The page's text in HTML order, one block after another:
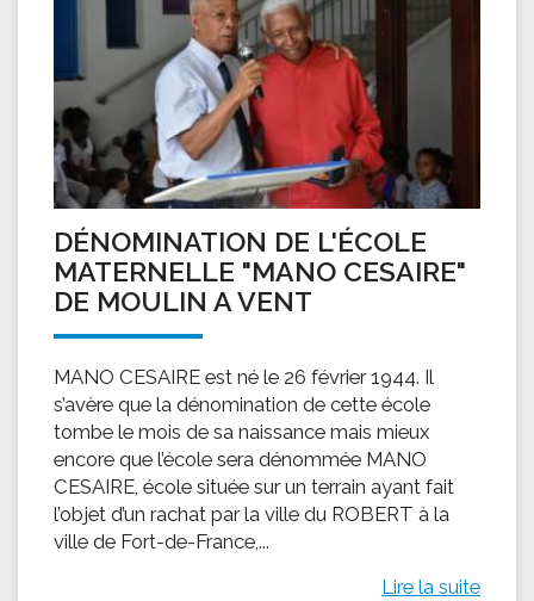
DÉNOMINATION DE L'ÉCOLE
MATERNELLE "MANO CESAIRE"
DE MOULIN A VENT
MANO CESAIRE est né le 26 février 1944. Il
s’avère que la dénomination de cette école
tombe le mois de sa naissance mais mieux
encore que l’école sera dénommée MANO
CESAIRE, école située sur un terrain ayant fait
l’objet d’un rachat par la ville du ROBERT à la
ville de Fort-de-France,...
Lire la suite